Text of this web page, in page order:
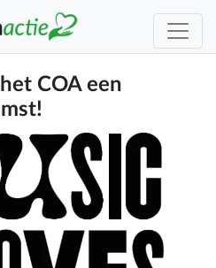
COA een